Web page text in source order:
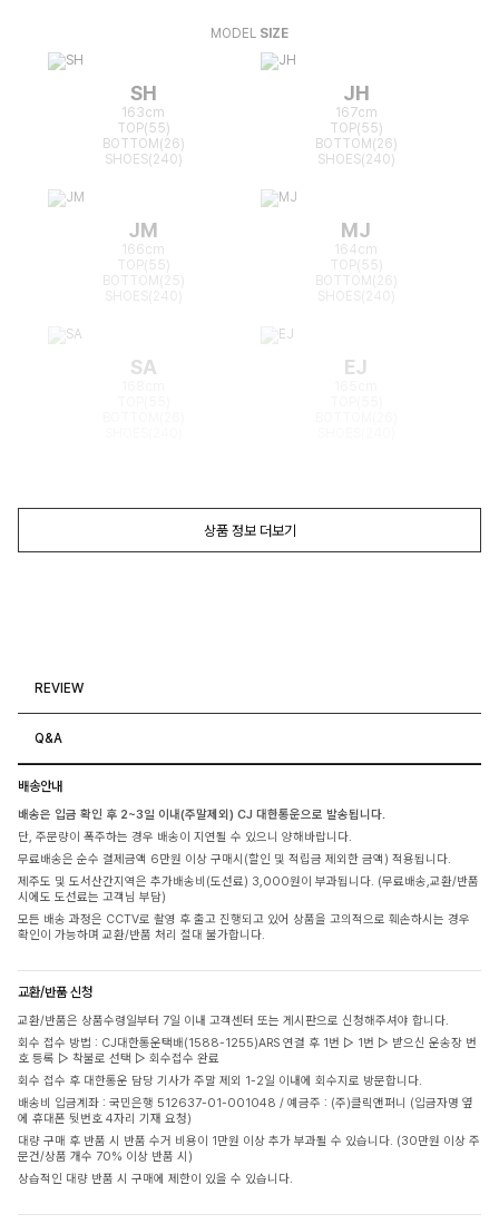
MODEL SIZE
SH
163cm
TOP(55)
BOTTOM(26)
SHOES(240)
JH
167cm
TOP(55)
BOTTOM(26)
SHOES(240)
JM
166cm
TOP(55)
BOTTOM(25)
MJ
164cm
TOP(55)
BOTTOM(26)
SA EJ
상품 정보 더보기
REVIEW
Q&A
배송안내
배송은 입금 확인 후 2~3일 이내(주말제외) CJ 대한통운으로 발송됩니다.
단, 주문량이 폭주하는 경우 배송이 지연될 수 있으니 양해바랍니다.
무료배송은 순수 결제금액 6만원 이상 구매시(할인 및 적립금 제외한 금액) 적용됩니다.
제주도 및 도서산간지역은 추가배송비(도선료) 3,000원이 부과됩니다. (무료배송,교환/반품
시에도 도선료는 고객님 부담)
모든 배송 과정은 CCTV로 촬영 후 출고 진행되고 있어 상품을 고의적으로 훼손하시는 경우
확인이 가능하며 교환/반품 처리 절대 불가합니다.
교환/반품 신청
교환/반품은 상품수령일부터 7일 이내 고객센터 또는 게시판으로 신청해주셔야 합니다.
회수 접수 방법 : CJ대한통운택배(1588-1255)ARS 연결 후 1번 ▷ 1번 ▷ 받으신 운송장 번
호 등록 ▷ 착불로 선택 ▷ 회수접수 완료
회수 접수 후 대한통운 담당 기사가 주말 제외 1-2일 이내에 회수지로 방문합니다.
배송비 입금계좌 : 국민은행 512637-01-001048 / 예금주 : (주)클릭앤퍼니 (입금자명 옆
에 휴대폰 뒷번호 4자리 기재 요청)
대량 구매 후 반품 시 반품 수거 비용이 1만원 이상 추가 부과될 수 있습니다. (30만원 이상 주
문건/상품 개수 70% 이상 반품 시)
상습적인 대량 반품 시 구매에 제한이 있을 수 있습니다.